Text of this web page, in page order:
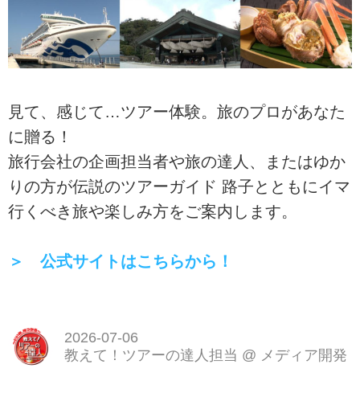
見て、感じて…ツアー体験。旅のプロがあなた
に贈る！
旅行会社の企画担当者や旅の達人、またはゆか
りの方が伝説のツアーガイド 路子とともにイマ
行くべき旅や楽しみ方をご案内します。
＞ 公式サイトはこちらから！
2026-07-06
教えて！ツアーの達人担当 @ メディア開発